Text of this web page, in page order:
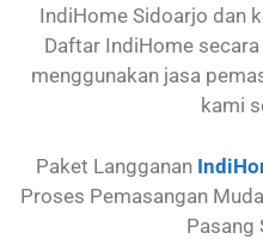
IndiHome Sidoarjo dan
Daftar IndiHome
menggunakan jasa
kami
Paket Langganan
Proses Pemasangan
Pasang